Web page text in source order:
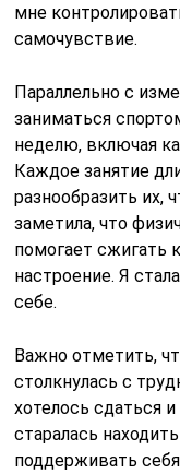
мне
самочувствие.
Параллельно с
заниматься
неделю, включая
Каждое занятие
разнообразить их,
заметила, что
помогает сжигать
настроение. Я
себе.
Важно отметить,
столкнулась с
хотелось сдаться
старалась
поддерживать